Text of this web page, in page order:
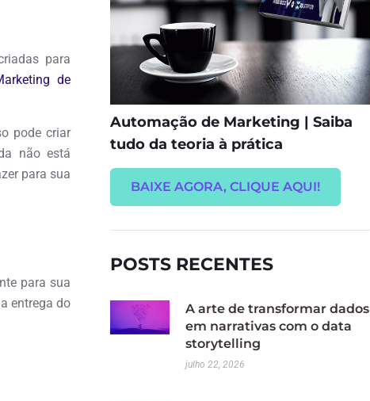
para
de
pode criar
não está
para sua
para sua
entrega do
Automação de Marketing | Saiba
tudo da teoria à prática
BAIXE AGORA, CLIQUE AQUI!
POSTS RECENTES
A arte de transformar dados
em narrativas com o data
storytelling
julho 22, 2026